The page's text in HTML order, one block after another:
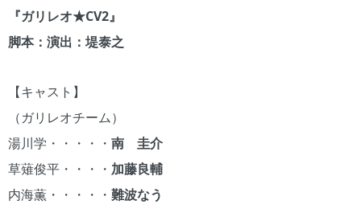
『ガリレオ★CV2』
脚本：演出：堤泰之
【キャスト】
（ガリレオチーム）
湯川学・・・・・ 南 圭介
草薙俊平・・・・ 加藤良輔
内海薫・・・・・ 難波なう